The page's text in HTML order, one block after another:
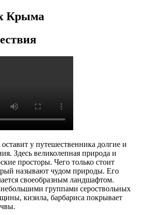
Крыма
у путешественника долгие и
Здесь великолепная природа и
просторы. Чего только стоит
называют чудом природы. Его
своеобразным ландшафтом.
группами сероствольных
кизила, барбариса покрывает